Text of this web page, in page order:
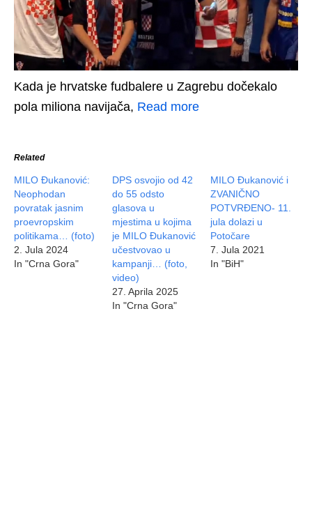
Kada je hrvatske fudbalere u Zagrebu dočekalo
pola miliona navijača, Read more
Related
MILO Đukanović:
Neophodan
povratak jasnim
proevropskim
politikama… (foto)
2. Jula 2024
In "Crna Gora"
DPS osvojio od 42
do 55 odsto
glasova u
mjestima u kojima
je MILO Đukanović
učestvovao u
kampanji… (foto,
video)
27. Aprila 2025
In "Crna Gora"
MILO Đukanović i
ZVANIČNO
POTVRĐENO- 11.
jula dolazi u
Potočare
7. Jula 2021
In "BiH"